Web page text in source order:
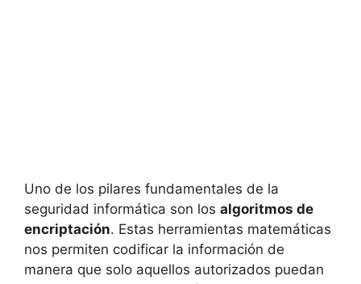
Uno de los pilares fundamentales de la
seguridad informática son los algoritmos de
encriptación. Estas herramientas matemáticas
nos permiten codificar la información de
manera que solo aquellos autorizados puedan